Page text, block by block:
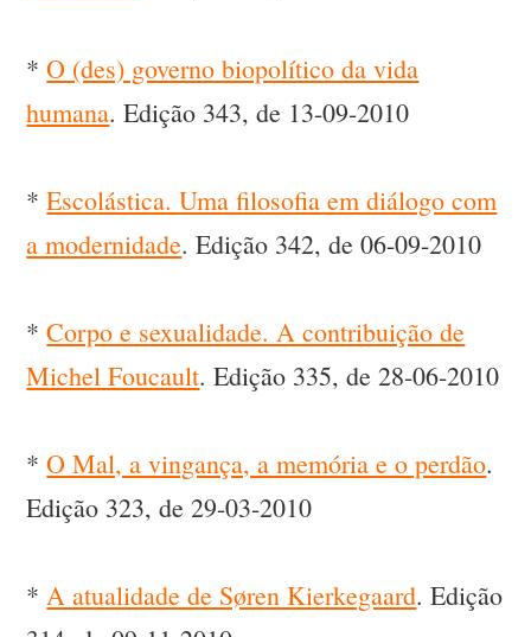
*O (des) governo biopolítico da vida
humana. Edição 343, de 13-09-2010
*Escolástica. Uma filosofia em diálogo com
a modernidade. Edição 342, de 06-09-2010
*Corpo e sexualidade. A contribuição de
Michel Foucault. Edição 335, de 28-06-2010
*O Mal, a vingança, a memória e o perdão.
Edição 323, de 29-03-2010
*A atualidade de Søren Kierkegaard. Edição